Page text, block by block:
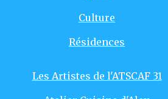
Culture
Résidences
Les Artistes de l'ATSCAF 31